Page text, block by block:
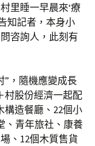
里睡一早晨來‘療
知記者，本身小
咨詢人，此刻有
”，隨機應變成長
村股份經濟一起配
構造餐廳、22個小
、青年旅社、康養
、12個木質售貨